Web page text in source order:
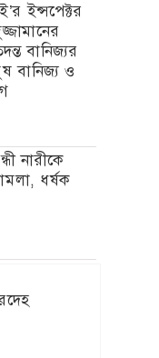
ইন্সপেক্টর
বানিজ্যর
বানিজ্য ও
নারীকে
ধর্ষক